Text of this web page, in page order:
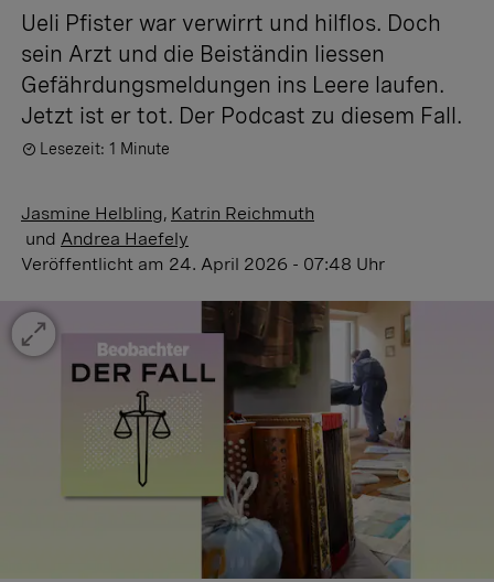
Ueli Pfister war verwirrt und hilflos. Doch
sein Arzt und die Beiständin liessen
Gefährdungsmeldungen ins Leere laufen.
Jetzt ist er tot. Der Podcast zu diesem Fall.
Lesezeit: 1 Minute
Jasmine Helbling, Katrin Reichmuth
und Andrea Haefely
Veröffentlicht am 24. April 2026 - 07:48 Uhr